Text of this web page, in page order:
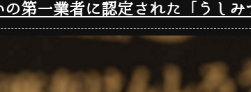
第一業者に認定された「うしみ